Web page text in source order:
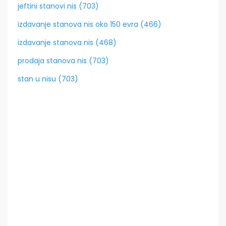
jeftini stanovi nis (703)
izdavanje stanova nis oko 150 evra (466)
izdavanje stanova nis (468)
prodaja stanova nis (703)
stan u nisu (703)